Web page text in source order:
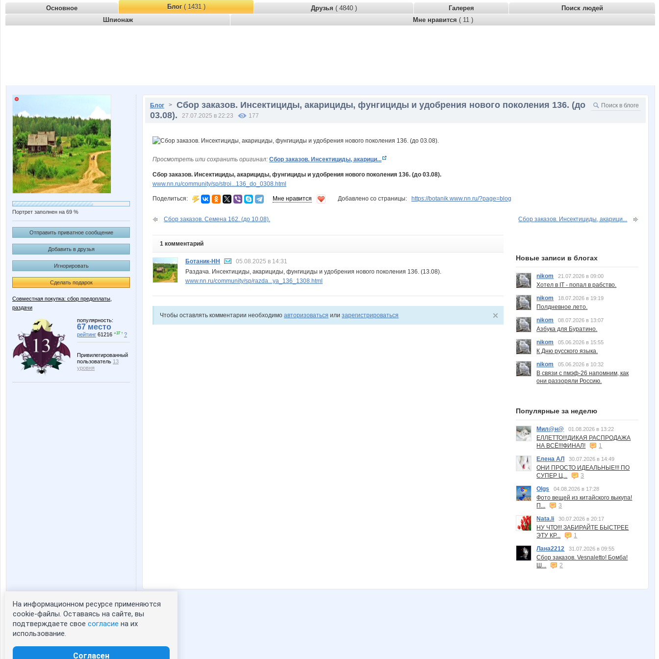
Основное Блог( 1431 ) Друзья ( 4840 ) Галерея
Поиск людей
Шпионаж
Мне нравится ( 11 )
Портрет заполнен на 69 %
Отправить приватное сообщение
Добавить в друзья
Игнорировать
Сделать подарок
Совместная покупка: сбор предоплаты,
раздачи
популярность:
67 место
рейтинг 61216 +37 ↑ ?
Привилегированный
пользователь 13
уровня
Статистика портрета:
сейчас просматривают портрет -1
зарегистрированные пользователи
Блог > Сбор заказов. Инсектициды, акарициды, фунгициды и удобрения нового поколения 136. (до
03.08).
27.07.2025 в 22:23 177
Просмотреть или сохранить оригинал: Сбор заказов. Инсектициды, акарици...
Сбор заказов. Инсектициды, акарициды, фунгициды и удобрения нового поколения 136. (до 03.08).
www.nn.ru/community/sp/stroi...136_do_0308.html
Поделиться: Мне нравится Добавлено со страницы: https://botanik.www.nn.ru/?page=blog
Сбор заказов. Семена 162. (до 10.08). Сбор заказов. Инсектициды, акарици...
1 комментарий
Ботаник-НН
05.08.2025 в 14:31
Раздача. Инсектициды, акарициды, фунгициды и удобрения нового поколения 136. (13.08).
www.nn.ru/community/sp/razda...ya_136_1308.html
Чтобы оставлять комментарии необходимо авторизоваться или зарегистрироваться
Новые записи в блогах
nikom 21.07.2026 в 09:00
Хотел в IT - попал в рабство.
nikom
18.07.2026 в 19:19
Полдневное лето.
nikom
08.07.2026 в 13:07
Азбука для Буратино.
nikom
05.06.2026 в 15:55
К Дню русского языка.
nikom
05.06.2026 в 10:32
В связи с пмэф-26 напомним, как
они раззоряли Россию.
Популярные за неделю
Мил@н@ 01.08.2026 в 13:22
ЕЛЛЕТТО!!!ДИКАЯ РАСПРОДАЖА
НА ВСЁ!!!ФИНАЛ!
1
Елена АЛ
30.07.2026 в 14:49
ОНИ ПРОСТО ИДЕАЛЬНЫЕ!!! ПО
СУПЕР Ц...
3
Olgs
04.08.2026 в 17:28
Фото вещей из китайского выкупа!
П...
3
Nata.li
30.07.2026 в 20:17
НУ ЧТО!!! ЗАБИРАЙТЕ БЫСТРЕЕ
ЭТУ КР...
1
Лана2212
31.07.2026 в 09:55
Сбор заказов. Vesnaletto! Бомба!
Ш...
2
На информационном ресурсе применяются
cookie-файлы. Оставаясь на сайте, вы
подтверждаете свое согласие на их
использование.
Согласен